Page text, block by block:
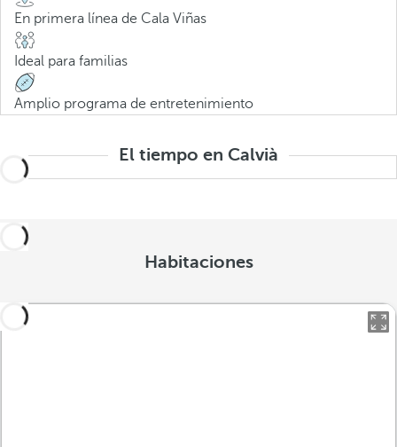
En primera línea de Cala Viñas
Ideal para familias
Amplio programa de entretenimiento
El tiempo en Calvià
Habitaciones